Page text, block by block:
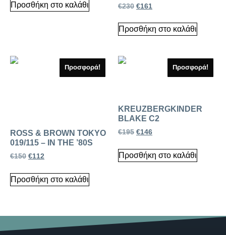
Προσθήκη στο καλάθι €230 €161
Προσθήκη στο καλάθι
Προσφορά!
ROSS & BROWN TOKYO
019/115 – IN THE ’80S
€150 €112
Προσθήκη στο καλάθι
Προσφορά!
KREUZBERGKINDER
BLAKE C2
€195 €146
Προσθήκη στο καλάθι